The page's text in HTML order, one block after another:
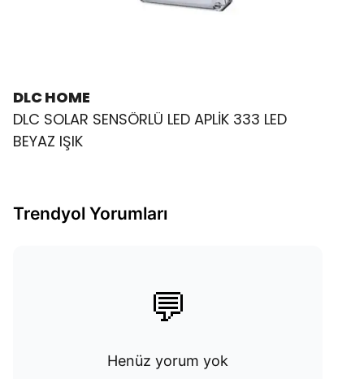
DLC HOME
DLC SOLAR SENSÖRLÜ LED APLİK 333 LED
BEYAZ IŞIK
Trendyol Yorumları
💬
Henüz yorum yok